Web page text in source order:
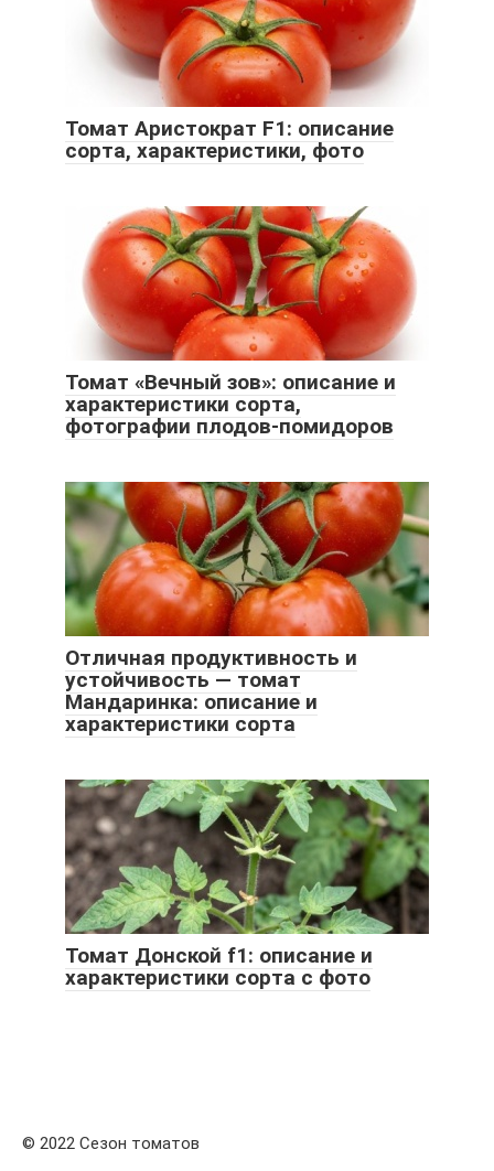
Томат Аристократ F1: описание
сорта, характеристики, фото
Томат «Вечный зов»: описание и
характеристики сорта,
фотографии плодов-помидоров
Отличная продуктивность и
устойчивость — томат
Мандаринка: описание и
характеристики сорта
Томат Донской f1: описание и
характеристики сорта с фото
© 2022 Сезон томатов